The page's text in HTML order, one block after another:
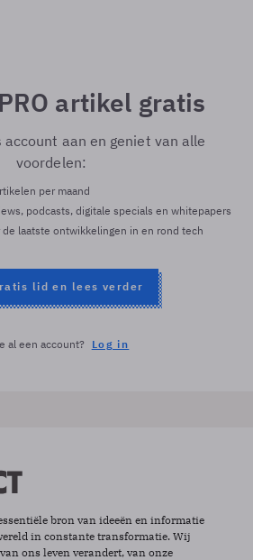
artikel gratis
account aan en geniet van alle
voordelen:
per maand
podcasts, digitale specials en whitepapers
laatste ontwikkelingen in en rond tech
lid en lees verder
al een account? Log in
bron van ideeën en informatie
in constante transformatie. Wij
ons leven verandert, van onze